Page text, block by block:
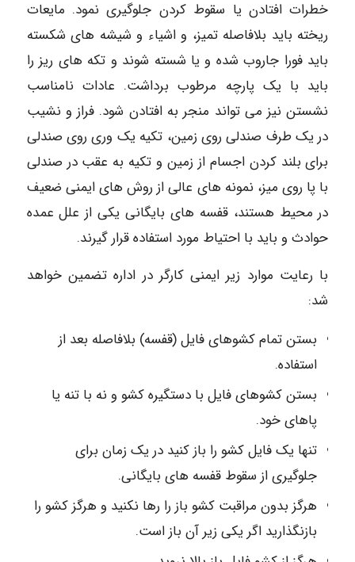
خطرات افتادن یا سقوط کردن جلوگیری نمود. مایعات
ریخته باید بلافاصله تمیز، و اشیاء و شیشه های شکسته
باید فورا جاروب شده و یا شسته شوند و تکه های ریز را
باید با یک پارچه مرطوب برداشت. عادات نامناسب
نشستن نیز می تواند منجر به افتادن شود. فراز و نشیب
در یک طرف صندلی روی زمین، تکیه یک وری روی صندلی
برای بلند کردن اجسام از زمین و تکیه به عقب در صندلی
با پا روی میز، نمونه های عالی از روش های ایمنی ضعیف
در محیط هستند، قفسه های بایگانی یکی از علل عمده
حوادث و باید با احتیاط مورد استفاده قرار گیرند.
با رعایت موارد زیر ایمنی کارگر در اداره تضمین خواهد
شد:
بستن تمام کشوهای فایل (قفسه) بلافاصله بعد از
استفاده.
بستن کشوهای فایل با دستگیره کشو و نه با تنه یا
پاهای خود.
تنها یک فایل کشو را باز کنید در یک زمان برای
جلوگیری از سقوط قفسه های بایگانی.
هرگز بدون مراقبت کشو باز را رها نکنید و هرگز کشو را
بازنگذارید اگر یکی زیر آن باز است.